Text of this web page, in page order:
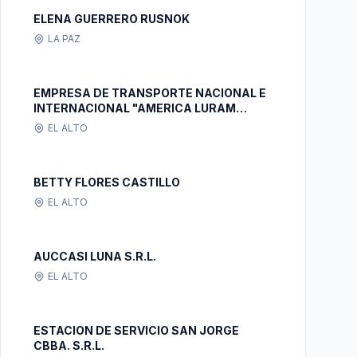
ELENA GUERRERO RUSNOK
LA PAZ
EMPRESA DE TRANSPORTE NACIONAL E
INTERNACIONAL "AMERICA LURAM
TRUCK'S S.R.L."
EL ALTO
BETTY FLORES CASTILLO
EL ALTO
AUCCASI LUNA S.R.L.
EL ALTO
ESTACION DE SERVICIO SAN JORGE
CBBA. S.R.L.